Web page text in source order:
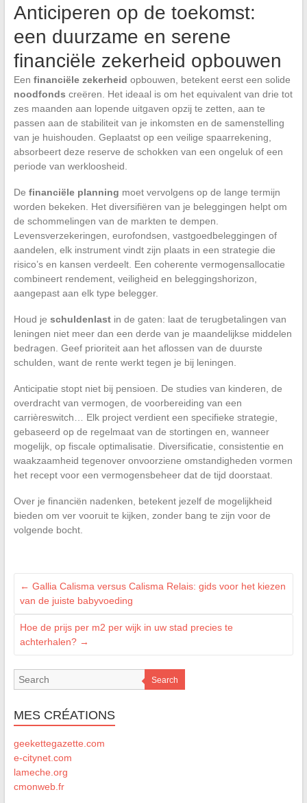
Anticiperen op de toekomst:
een duurzame en serene
financiële zekerheid opbouwen
Een financiële zekerheid opbouwen, betekent eerst een solide
noodfonds creëren. Het ideaal is om het equivalent van drie tot
zes maanden aan lopende uitgaven opzij te zetten, aan te
passen aan de stabiliteit van je inkomsten en de samenstelling
van je huishouden. Geplaatst op een veilige spaarrekening,
absorbeert deze reserve de schokken van een ongeluk of een
periode van werkloosheid.
De financiële planning moet vervolgens op de lange termijn
worden bekeken. Het diversifiëren van je beleggingen helpt om
de schommelingen van de markten te dempen.
Levensverzekeringen, eurofondsen, vastgoedbeleggingen of
aandelen, elk instrument vindt zijn plaats in een strategie die
risico’s en kansen verdeelt. Een coherente vermogensallocatie
combineert rendement, veiligheid en beleggingshorizon,
aangepast aan elk type belegger.
Houd je schuldenlastin de gaten: laat de terugbetalingen van
leningen niet meer dan een derde van je maandelijkse middelen
bedragen. Geef prioriteit aan het aflossen van de duurste
schulden, want de rente werkt tegen je bij leningen.
Anticipatie stopt niet bij pensioen. De studies van kinderen, de
overdracht van vermogen, de voorbereiding van een
carrièreswitch… Elk project verdient een specifieke strategie,
gebaseerd op de regelmaat van de stortingen en, wanneer
mogelijk, op fiscale optimalisatie. Diversificatie, consistentie en
waakzaamheid tegenover onvoorziene omstandigheden vormen
het recept voor een vermogensbeheer dat de tijd doorstaat.
Over je financiën nadenken, betekent jezelf de mogelijkheid
bieden om ver vooruit te kijken, zonder bang te zijn voor de
volgende bocht.
← Gallia Calisma versus Calisma Relais: gids voor het kiezen
van de juiste babyvoeding
Hoe de prijs per m2 per wijk in uw stad precies te
achterhalen? →
Search
MES CRÉATIONS
geekettegazette.com
e-citynet.com
lameche.org
cmonweb.fr